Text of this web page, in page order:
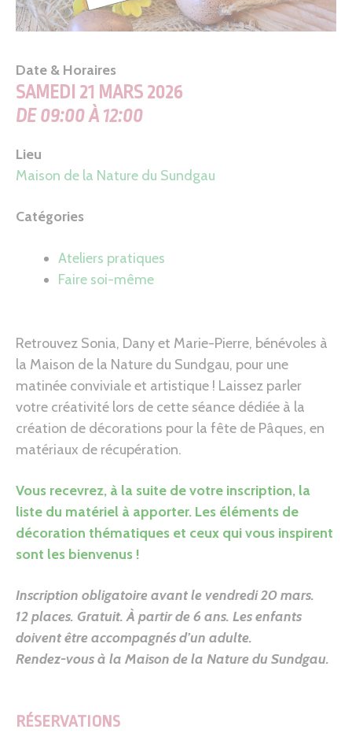
Date & Horaires
SAMEDI 21 MARS 2026
DE 09:00 À 12:00
Lieu
Maison de la Nature du Sundgau
Catégories
Ateliers pratiques
Faire soi-même
Retrouvez Sonia, Dany et Marie-Pierre, bénévoles à
la Maison de la Nature du Sundgau, pour une
matinée conviviale et artistique ! Laissez parler
votre créativité lors de cette séance dédiée à la
création de décorations pour la fête de Pâques, en
matériaux de récupération.
Vous recevrez, à la suite de votre inscription, la
liste du matériel à apporter. Les éléments de
décoration thématiques et ceux qui vous inspirent
sont les bienvenus !
Inscription obligatoire avant le vendredi 20 mars.
12 places. Gratuit. À partir de 6 ans. Les enfants
doivent être accompagnés d’un adulte.
Rendez-vous à la Maison de la Nature du Sundgau.
RÉSERVATIONS